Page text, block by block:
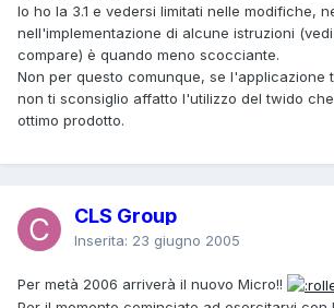
Io ho la 3.1 e vedersi limitati nelle modifiche,
nell'implementazione di alcune istruzioni
compare) è quando meno scocciante.
Non per questo comunque, se l'applicazione
non ti sconsiglio affatto l'utilizzo del twido
ottimo prodotto.
CLS Group
Inserita: 23 giugno 2005
Per metà 2006 arriverà il nuovo Micro!!